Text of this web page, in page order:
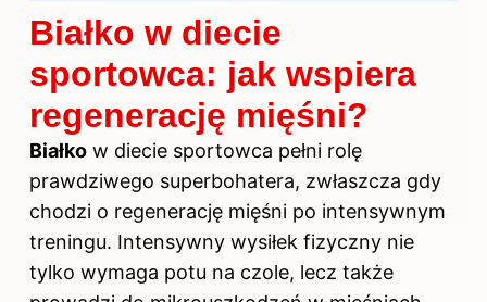
Białko w diecie
sportowca: jak wspiera
regenerację mięśni?
Białko w diecie sportowca pełni rolę
prawdziwego superbohatera, zwłaszcza gdy
chodzi o regenerację mięśni po intensywnym
treningu. Intensywny wysiłek fizyczny nie
tylko wymaga potu na czole, lecz także